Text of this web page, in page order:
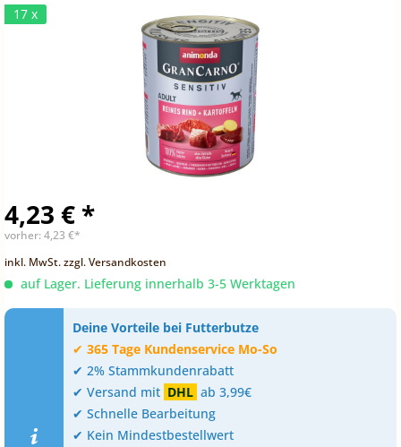
17 x
4,23 € *
vorher: 4,23 €*
inkl. MwSt.zzgl. Versandkosten
auf Lager. Lieferung innerhalb 3-5 Werktagen
Deine Vorteile bei Futterbutze
✔ 365 Tage Kundenservice Mo-So
✔ 2% Stammkundenrabatt
✔ Versand mit DHL ab 3,99€
✔ Schnelle Bearbeitung
✔ Kein Mindestbestellwert